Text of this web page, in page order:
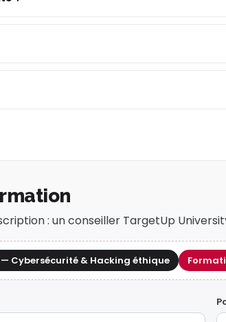
: un conseiller TargetUp
Cybersécurité & Hacking éthique